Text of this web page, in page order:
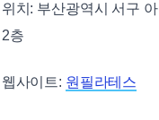
위치: 부산광역시 서구
2층
웹사이트: 원필라테스